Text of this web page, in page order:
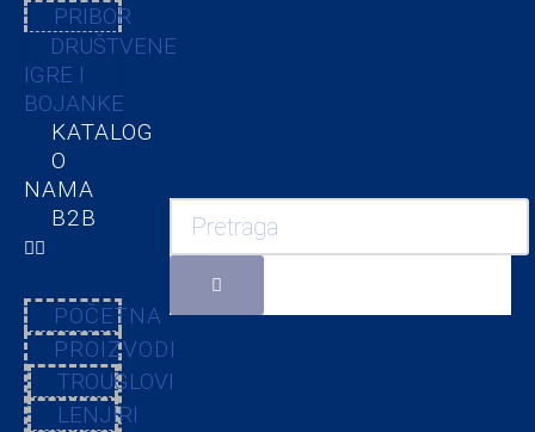
PRIBOR
DRUŠTVENE
IGRE I
BOJANKE
KATALOG
O
NAMA
B2B
POČETNA
PROIZVODI
TROUGLOVI
LENJIRI